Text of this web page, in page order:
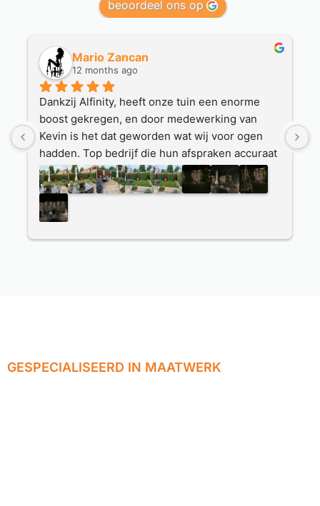
beoordeel ons op
Mario Zancan
12 months ago
Dankzij Alfinity, heeft onze tuin een enorme
boost gekregen, en door medewerking van
Kevin is het dat geworden wat wij voor ogen
hadden. Top bedrijf die hun afspraken accuraat
nakomen.
Heel erg bedankt hiervoor, wij genieten er
dagelijks van.  Irene en Mario Zancan, Eijsden.
GESPECIALISEERD IN MAATWERK